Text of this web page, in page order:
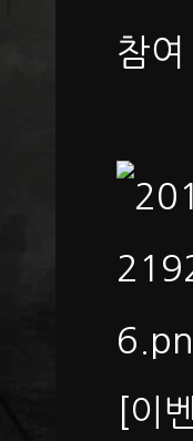
참
[이